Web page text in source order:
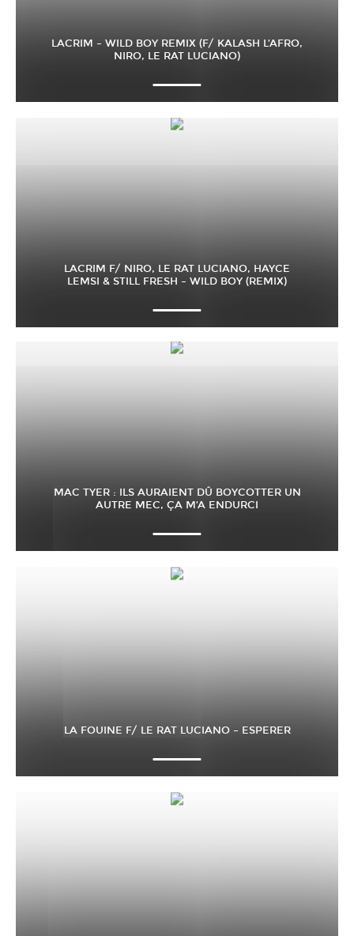
LACRIM – WILD BOY REMIX (F/ KALASH L’AFRO,
NIRO, LE RAT LUCIANO)
LACRIM F/ NIRO, LE RAT LUCIANO, HAYCE
LEMSI & STILL FRESH – WILD BOY (REMIX)
MAC TYER : ILS AURAIENT DÛ BOYCOTTER UN
AUTRE MEC, ÇA M’A ENDURCI
LA FOUINE F/ LE RAT LUCIANO – ESPERER